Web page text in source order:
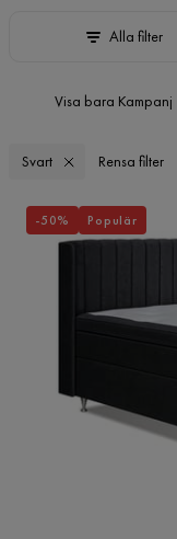
Alla filter
Visa bara Kampanj
Svart Rensa filter
-50% Populär